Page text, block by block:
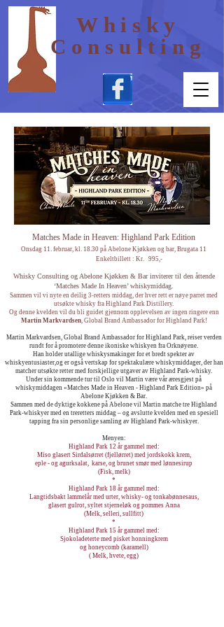
Whisky
Consulting
Matches Made in Heaven: Highland Park Edition
Onsdag 11. februar, kl. 18.30 på Abelone Kjøkken og bar, Brugata 11
Enkeltbillett : Kr. 995,-
Whisky Consulting og Abelone Kjøkken & Bar inviterer til den åttende
‘Matches Made In Heaven’ whiskymiddag.
Sammen vil vi nyte en deilig 3-retters middag, der hver rett er nøye parret med
utsøkte whisky fra Highland Park Distillery.
Og denne kvelden vil du bli guidet gjennom opplevelsen av ingen ringere enn
Martin Markvardsen, Global Brand Ambassador for Highland Park!
Martin Markvardsen, Global Brand Ambassador for Highland Park, reiser verden
rundt for å promotere denne ikoniske whiskyen fra Orknøyene.
Han holder utallige whiskysmakinger for et bredt spekter av
whiskyentusiaster,og er også vertskap for spektakulære whiskymiddager, der han
matcher utsøkte retter med forskjellige utgaver av Highland Park-whisky.
Under sin kommende tur til Oslo vil Martin være vår æresgjest på
whiskymiddagen «Matches Made in Heaven - Highland Park Edition» på
Abelone Kjøkken & Bar.
Sammen med de dyktige kokkene på Abelone vil Martin matche tre Highland
Park-whiskyer med en treretters middag – og avslutte kvelden med en spesiell
tapping fra sin personlige samling av Highland Park-whiskyer.
Menyen:
Highland Park 12 år gammel med:
Miso glasert Sirdalsørret (fjellørret) med jordskokk krem,
eple - og agurksalat, karse, og brunet smør med lønnesirup
(Fisk, melk)
*
Highland Park 18 år gammel med:
Langtidsbakt lammelår med urter, whisky- og tonkabønnesaus,
glasert gulrot, syltet stjerneløk og pommes Anna
(Melk, selleri, sullfitt)
*
Highland Park 15 år gammel med:
Sjokoladeterte med pisket honningkrem
og honeycomb (karamell)
( Melk, hvete, egg)